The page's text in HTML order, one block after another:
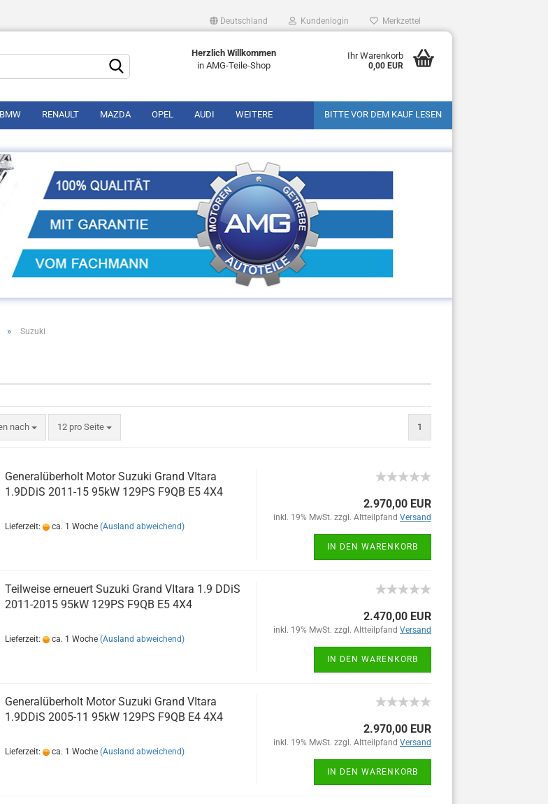
Deutschland
Lieferland
Kundenlogin
Konto erstellen
Passwort vergessen?
Merkzettel
Herzlich Willkommen
in AMG-Teile-Shop
Ihr Warenkorb
0,00 EUR
BMW RENAULT MAZDA OPEL AUDI BITTE VOR DEM KAUF LESEN
WEITERE
» Suzuki
nach 12 pro Seite 1
Generalüberholt Motor Suzuki Grand VItara
1.9DDiS 2011-15 95kW 129PS F9QB E5 4X4
Lieferzeit: ca. 1 Woche (Ausland abweichend)
2.970,00 EUR
inkl. 19% MwSt. zzgl. Altteilpfand Versand
IN DEN WARENKORB
Teilweise erneuert Suzuki Grand VItara 1.9 DDiS
2011-2015 95kW 129PS F9QB E5 4X4
Lieferzeit: ca. 1 Woche (Ausland abweichend)
2.470,00 EUR
inkl. 19% MwSt. zzgl. Altteilpfand Versand
IN DEN WARENKORB
Generalüberholt Motor Suzuki Grand VItara
1.9DDiS 2005-11 95kW 129PS F9QB E4 4X4
Lieferzeit: ca. 1 Woche (Ausland abweichend)
2.970,00 EUR
inkl. 19% MwSt. zzgl. Altteilpfand Versand
IN DEN WARENKORB